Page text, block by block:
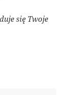
się Twoje